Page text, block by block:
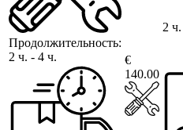
Продолжительность:
2 ч. - 4 ч.
€
140.00
2